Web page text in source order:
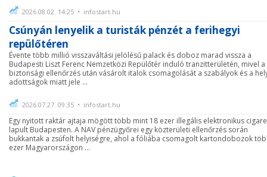
2026.08.02. 14:25 • infostart.hu
Csúnyán lenyelik a turisták pénzét a ferihegyi
repülőtéren
Évente több millió visszaváltási jelölésű palack és doboz marad vissza a
Budapesti Liszt Ferenc Nemzetközi Repülőtér induló tranzitterületén, mivel a
biztonsági ellenőrzés után vásárolt italok csomagolását a szabályok és a
adottságok miatt jele ...
2026.07.27. 09:35 • infostart.hu
Egy nyitott raktár ajtaja mögött több mint 18 ezer illegális elektronikus
lapult Budapesten. A NAV pénzügyőrei egy közterületi ellenőrzés során
bukkantak a zsúfolt helyiségre, ahol a fóliába csomagolt kartondobozok
ezer Magyarországon ...